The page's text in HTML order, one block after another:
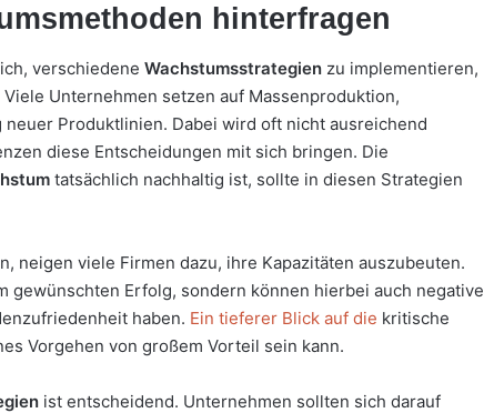
hinterfragen
verschiedene Wachstumsstrategien zu implementieren,
Unternehmen setzen auf Massenproduktion,
Produktlinien. Dabei wird oft nicht ausreichend
diese Entscheidungen mit sich bringen. Die
tatsächlich nachhaltig ist, sollte in diesen Strategien
neigen viele Firmen dazu, ihre Kapazitäten auszubeuten.
gewünschten Erfolg, sondern können hierbei auch negative
haben. Ein tieferer Blick auf die kritische
Vorgehen von großem Vorteil sein kann.
ist entscheidend. Unternehmen sollten sich darauf